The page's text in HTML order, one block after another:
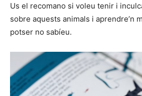
Us el recomano si voleu tenir i
sobre aquests animals i aprendre’n
potser no sabíeu.